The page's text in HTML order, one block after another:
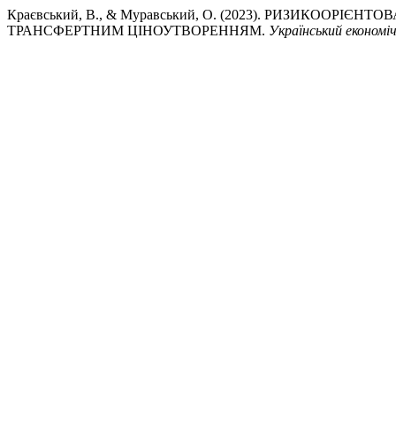
Краєвський, В., & Муравський, О. (2023).
ТРАНСФЕРТНИМ ЦІНОУТВОРЕННЯМ. Український